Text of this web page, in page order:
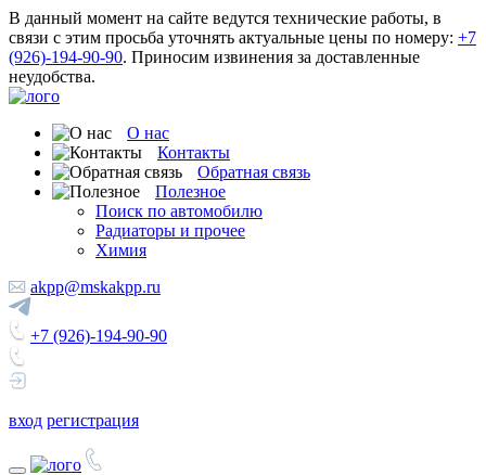
В данный момент на сайте ведутся технические работы, в
связи с этим просьба уточнять актуальные цены по номеру: +7
(926)-194-90-90. Приносим извинения за доставленные
неудобства.
О нас
Контакты
Обратная связь
Полезное
Поиск по автомобилю
Радиаторы и прочее
Химия
akpp@mskakpp.ru
+7 (926)-194-90-90
вход регистрация